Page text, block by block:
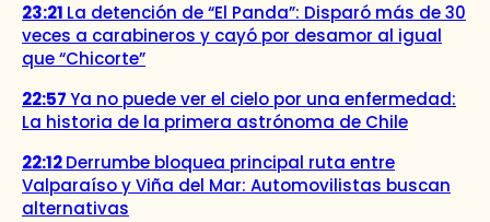
23:21 La detención de “El Panda”: Disparó más de 30
veces a carabineros y cayó por desamor al igual
que “Chicorte”
22:57Ya no puede ver el cielo por una enfermedad:
La historia de la primera astrónoma de Chile
22:12Derrumbe bloquea principal ruta entre
Valparaíso y Viña del Mar: Automovilistas buscan
alternativas